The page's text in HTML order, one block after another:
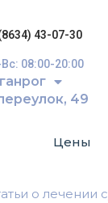
43-07-30
08:00-20:00
49
Цены
о лечении